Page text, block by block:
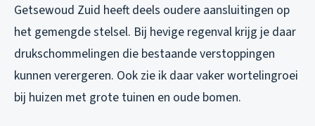
Getsewoud Zuid heeft deels oudere aansluitingen op
het gemengde stelsel. Bij hevige regenval krijg je daar
drukschommelingen die bestaande verstoppingen
kunnen verergeren. Ook zie ik daar vaker wortelingroei
bij huizen met grote tuinen en oude bomen.